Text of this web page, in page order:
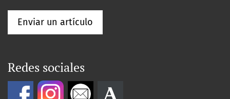
Enviar un artículo
Redes sociales